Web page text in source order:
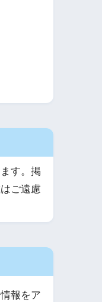
す。掲
ご遠慮
報をア